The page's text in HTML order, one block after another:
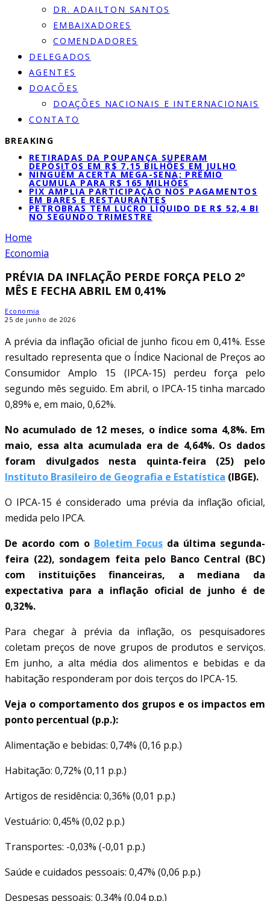
DR. ADAILTON SANTOS
EMBAIXADORES
COMENDADORES
DELEGADOS
AGENTES
DOACÕES
DOAÇÕES NACIONAIS E INTERNACIONAIS
CONTATO
BREAKING
RETIRADAS DA POUPANÇA SUPERAM
DEPÓSITOS EM R$ 7,15 BILHÕES EM JULHO
NINGUÉM ACERTA MEGA-SENA; PRÊMIO
ACUMULA PARA R$ 165 MILHÕES
PIX AMPLIA PARTICIPAÇÃO NOS PAGAMENTOS
EM BARES E RESTAURANTES
PETROBRAS TEM LUCRO LÍQUIDO DE R$ 52,4 BI
NO SEGUNDO TRIMESTRE
Home
Economia
PRÉVIA DA INFLAÇÃO PERDE FORÇA PELO 2º
MÊS E FECHA ABRIL EM 0,41%
Economia
25 de junho de 2026
A prévia da inflação oficial de junho ficou em 0,41%. Esse
resultado representa que o Índice Nacional de Preços ao
Consumidor Amplo 15 (IPCA-15) perdeu força pelo
segundo mês seguido. Em abril, o IPCA-15 tinha marcado
0,89% e, em maio, 0,62%.
No acumulado de 12 meses, o índice soma 4,8%. Em
maio, essa alta acumulada era de 4,64%. Os dados
foram divulgados nesta quinta-feira (25) pelo
Instituto Brasileiro de Geografia e Estatística (IBGE).
O IPCA-15 é considerado uma prévia da inflação oficial,
medida pelo IPCA.
De acordo com o Boletim Focus da última segunda-
feira (22), sondagem feita pelo Banco Central (BC)
com instituições financeiras, a mediana da
expectativa para a inflação oficial de junho é de
0,32%.
Para chegar à prévia da inflação, os pesquisadores
coletam preços de nove grupos de produtos e serviços.
Em junho, a alta média dos alimentos e bebidas e da
habitação responderam por dois terços do IPCA-15.
Veja o comportamento dos grupos e os impactos em
ponto percentual (p.p.):
Alimentação e bebidas: 0,74% (0,16 p.p.)
Habitação: 0,72% (0,11 p.p.)
Artigos de residência: 0,36% (0,01 p.p.)
Vestuário: 0,45% (0,02 p.p.)
Transportes: -0,03% (-0,01 p.p.)
Saúde e cuidados pessoais: 0,47% (0,06 p.p.)
Despesas pessoais: 0,34% (0,04 p.p.)